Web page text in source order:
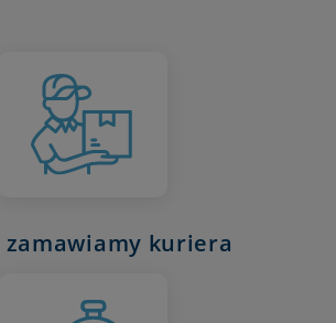
zamawiamy kuriera